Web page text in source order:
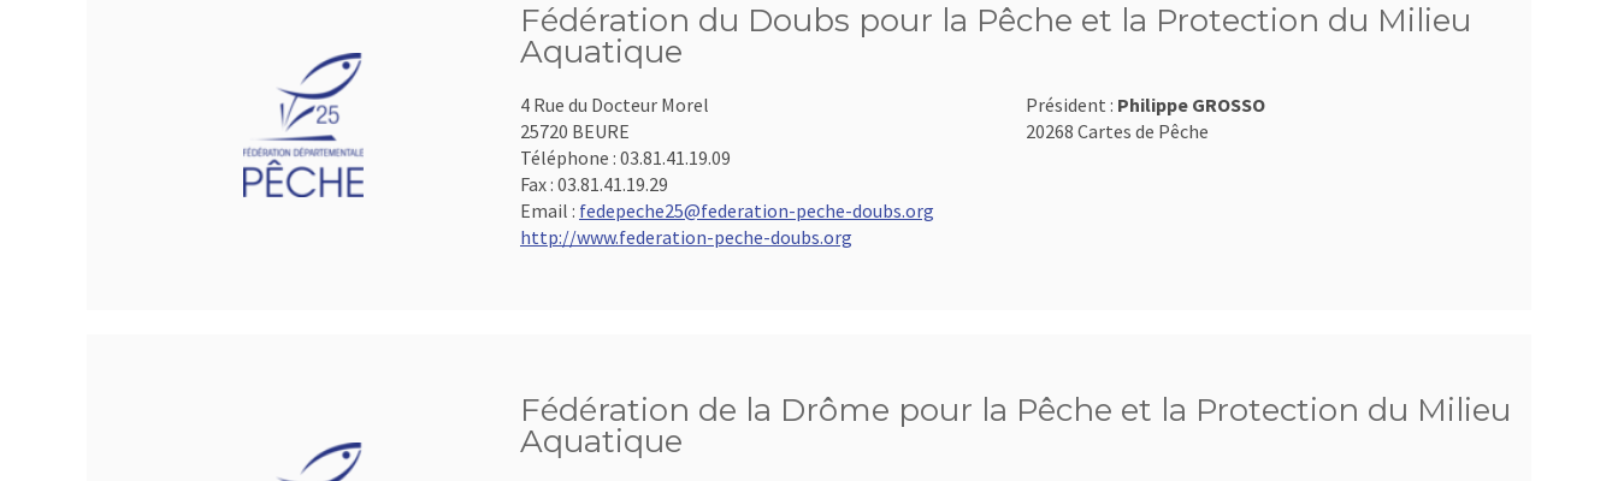
Fédération du Doubs pour la Pêche et la Protection du Milieu
Aquatique
4 Rue du Docteur Morel
25720 BEURE
Téléphone : 03.81.41.19.09
Fax : 03.81.41.19.29
Email : fedepeche25@federation-peche-doubs.org
http://www.federation-peche-doubs.org
Président : Philippe GROSSO
20268 Cartes de Pêche
Fédération de la Drôme pour la Pêche et la Protection du Milieu
Aquatique